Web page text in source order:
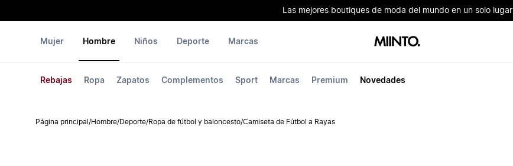
Las mejores boutiques de moda del mundo en un solo lugar
Mujer Hombre
Rebajas Ropa Zapatos Complementos Sport Marcas Premium Novedades
Niños Deporte Marcas
Página principal /Hombre/Deporte/Ropa de fútbol y baloncesto/Camiseta de Fútbol a Rayas